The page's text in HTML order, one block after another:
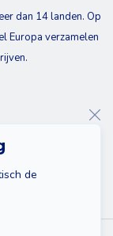
de
dan 14 landen. Op
Europa verzamelen